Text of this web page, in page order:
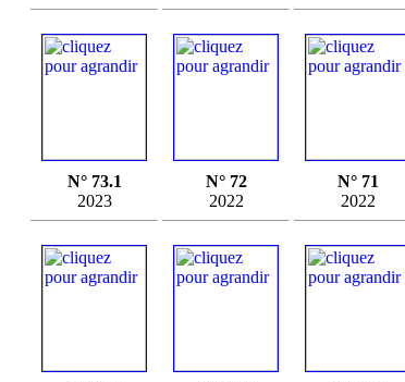
N° 73.1
2023
N° 72
2022
N° 71
2022